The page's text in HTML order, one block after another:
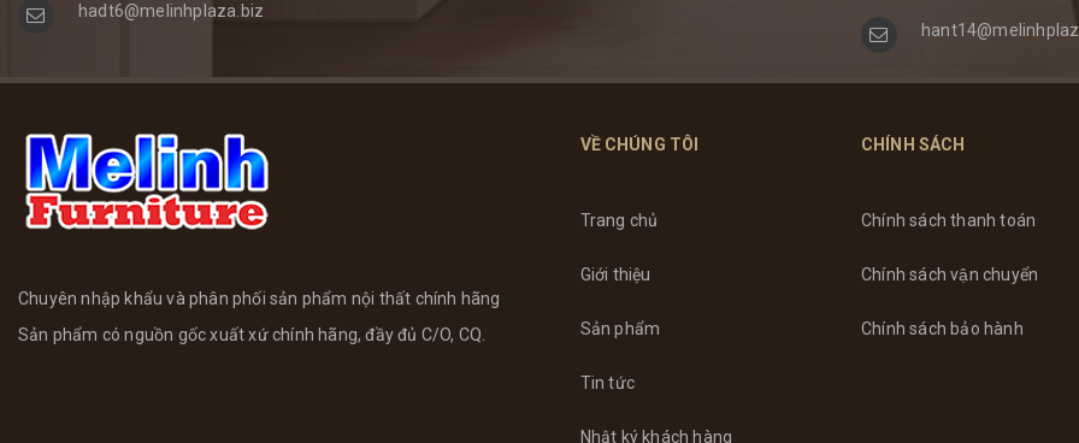
hadt6@melinhplaza.biz
Chuyên nhập khẩu và phân phối sản phẩm nội thất chính hãng
Sản phẩm có nguồn gốc xuất xứ chính hãng, đầy đủ C/O, CQ.
VỀ CHÚNG TÔI
Trang chủ
Giới thiệu
Sản phẩm
Tin tức
Nhật ký khách hàng
CHÍNH SÁCH
Chính sách thanh toán
Chính sách vận chuyển
Chính sách bảo hành